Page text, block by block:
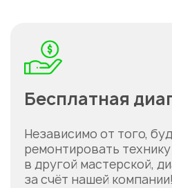
Бесплатная
Независимо от того,
ремонтировать
в другой мастерской,
за счёт нашей компании!